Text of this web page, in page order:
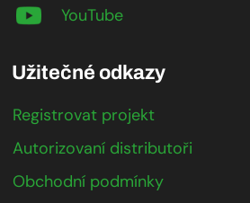
YouTube
Užitečné odkazy
Registrovat projekt
Autorizovaní distributoři
Obchodní podmínky